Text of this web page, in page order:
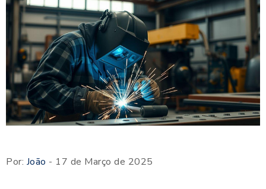
Por: João - 17 de Março de 2025